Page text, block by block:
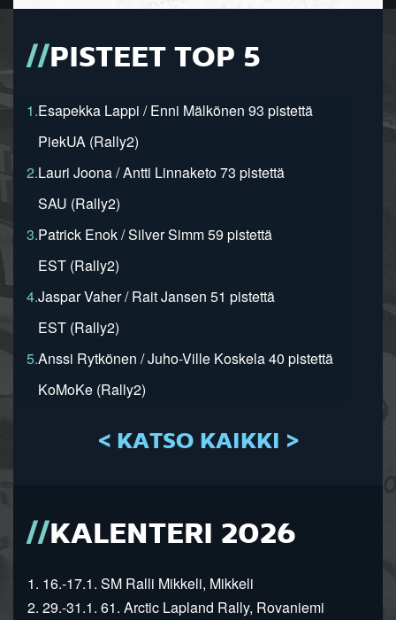
PISTEET TOP 5
1.Esapekka Lappi / Enni Mälkönen 93 pistettä
PiekUA (Rally2)
2.Lauri Joona / Antti Linnaketo 73 pistettä
SAU (Rally2)
3.Patrick Enok / Silver Simm 59 pistettä
EST (Rally2)
4.Jaspar Vaher / Rait Jansen 51 pistettä
EST (Rally2)
5.Anssi Rytkönen / Juho-Ville Koskela 40 pistettä
KoMoKe (Rally2)
< KATSO KAIKKI >
KALENTERI 2026
1. 16.-17.1. SM Ralli Mikkeli, Mikkeli
2. 29.-31.1. 61. Arctic Lapland Rally, Rovaniemi